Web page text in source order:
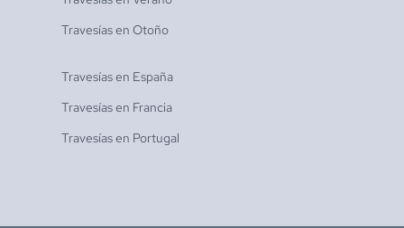
Travesías en Otoño
Travesías en España
Travesías en Francia
Travesías en Portugal